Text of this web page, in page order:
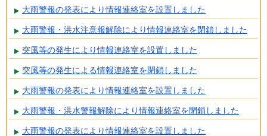
大雨警報の発表により情報連絡室を設置しました
大雨警報・洪水注意報解除により情報連絡室を閉鎖しました
突風等の発生により情報連絡室を設置しました
突風等の発生による情報連絡室を閉鎖しました
大雨警報の発表により情報連絡室を設置しました
大雨警報・洪水警報解除により情報連絡室を閉鎖しました
大雨警報の発表により情報連絡室を設置しました